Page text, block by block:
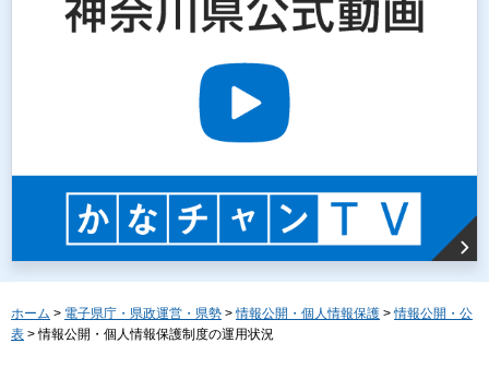
ホーム > 電子県庁・県政運営・県勢 >情報公開・個人情報保護 >情報公開・公
表 > 情報公開・個人情報保護制度の運用状況